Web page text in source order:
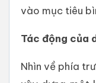
vào mục tiêu
Tác động của
Nhìn về phía